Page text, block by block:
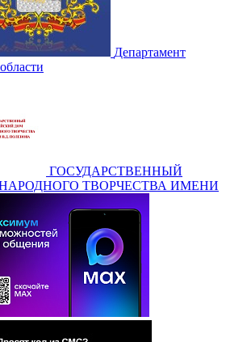
Департамент
ГОСУДАРСТВЕННЫЙ
ТВОРЧЕСТВА ИМЕНИ